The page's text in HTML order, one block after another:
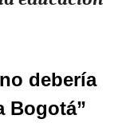
debería
Bogotá”